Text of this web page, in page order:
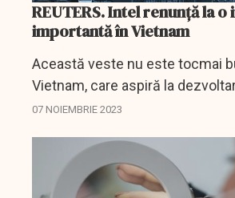
REUTERS. Intel renunță la o
importantă în Vietnam
Această veste nu este tocmai
Vietnam, care aspiră la
de cipuri.
07 NOIEMBRIE 2023